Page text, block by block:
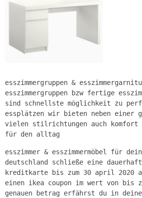
esszimmergruppen &
esszimmergruppen bzw fertige
sind schnellste möglichkeit zu
essplätzen wir bieten neben einer
vielen stilrichtungen auch komfort
für den alltag
esszimmer & esszimmermöbel für
deutschland schließe eine
kreditkarte bis zum 30 april 2020
einen ikea coupon im wert von bis
genauen betrag erfährst du in